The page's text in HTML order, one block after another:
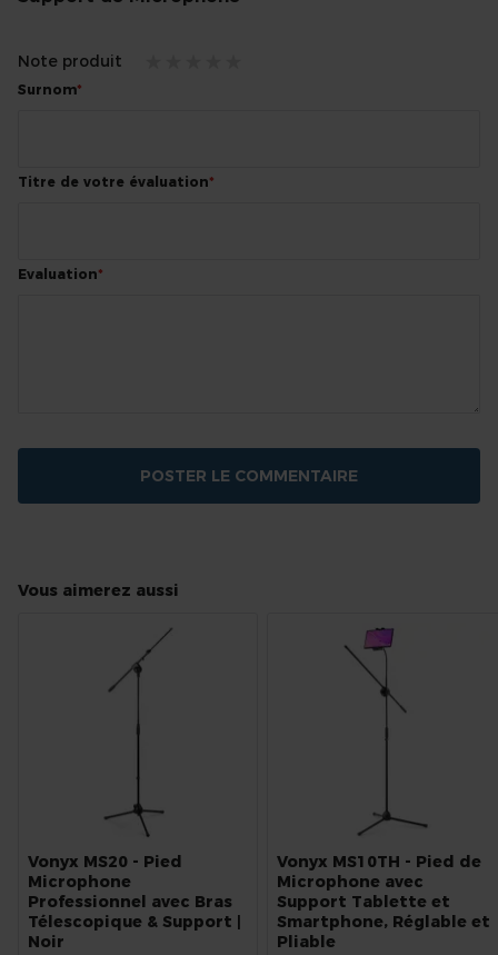
Note produit
Surnom
Titre de votre évaluation
Evaluation
POSTER LE COMMENTAIRE
Vous aimerez aussi
Vonyx MS20 - Pied
Microphone
Professionnel avec Bras
Télescopique & Support |
Noir
Vonyx MS10TH - Pied de
Microphone avec
Support Tablette et
Smartphone, Réglable et
Pliable